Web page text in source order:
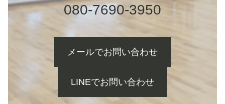
080-7690-3950
メールでお問い合わせ
LINEでお問い合わせ